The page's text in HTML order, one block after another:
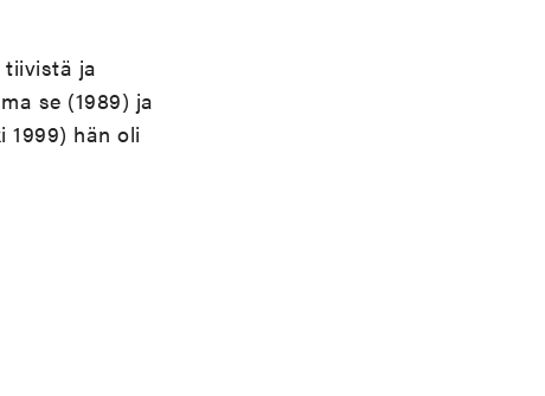
tiivistä ja
se (1989) ja
1999) hän oli